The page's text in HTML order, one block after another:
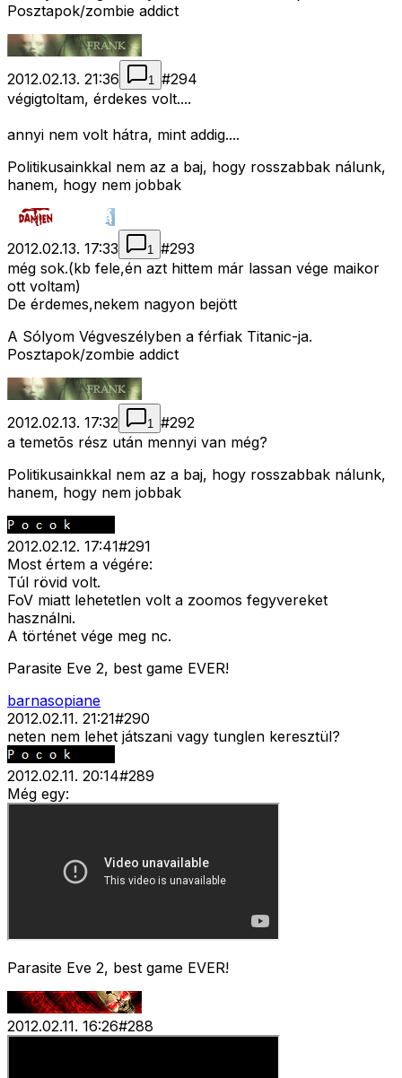
Posztapok/zombie addict
2012.02.13. 21:36 1 #294
végigtoltam, érdekes volt....
annyi nem volt hátra, mint addig....
Politikusainkkal nem az a baj, hogy rosszabbak nálunk,
hanem, hogy nem jobbak
2012.02.13. 17:33 1 #293
még sok.(kb fele,én azt hittem már lassan vége maikor
ott voltam)
De érdemes,nekem nagyon bejött
A Sólyom Végveszélyben a férfiak Titanic-ja.
Posztapok/zombie addict
2012.02.13. 17:32 1 #292
a temetõs rész után mennyi van még?
Politikusainkkal nem az a baj, hogy rosszabbak nálunk,
hanem, hogy nem jobbak
2012.02.12. 17:41#291
Most értem a végére:
Túl rövid volt.
FoV miatt lehetetlen volt a zoomos fegyvereket
használni.
A történet vége meg nc.
Parasite Eve 2, best game EVER!
barnasopiane
2012.02.11. 21:21#290
neten nem lehet játszani vagy tunglen keresztül?
2012.02.11. 20:14#289
Még egy:
Parasite Eve 2, best game EVER!
2012.02.11. 16:26#288